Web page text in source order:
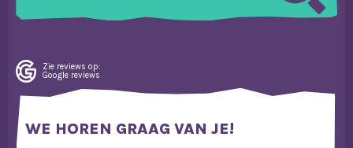
Zie reviews op:
Google reviews
WE HOREN GRAAG VAN JE!